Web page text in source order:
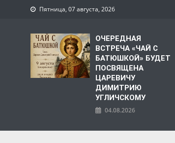
Пятница, 07 августа, 2026
ОЧЕРЕДНАЯ
ВСТРЕЧА «ЧАЙ С
БАТЮШКОЙ» БУДЕТ
ПОСВЯЩЕНА
ЦАРЕВИЧУ
ДИМИТРИЮ
УГЛИЧСКОМУ
04.08.2026